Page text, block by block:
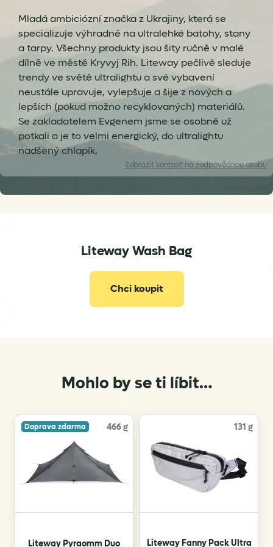
Mladá ambiciózní značka z Ukrajiny, která se
specializuje výhradně na ultralehké batohy, stany
a tarpy. Všechny produkty jsou šity ručně v malé
dílně ve městě Kryvyj Rih. Liteway pečlivě sleduje
trendy ve světě ultralightu a své vybavení
neustále upravuje, vylepšuje a šije z nových a
lepších (pokud možno recyklovaných) materiálů.
Se zakladatelem Evgenem jsme se osobně už
potkali a je to velmi energický, do ultralightu
nadšený chlapík.
Zobrazit kontakt na zodpovědnou osobu
Liteway Wash Bag
Chci koupit
Mohlo by se ti líbit…
Doprava zdarma 466 g
Liteway Pyraomm Duo
131 g
Liteway Fanny Pack Ultra